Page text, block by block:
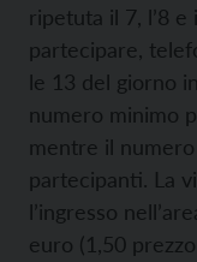
ripetuta il 7, l’8
partecipare,
le 13 del giorno
numero minimo
mentre il
partecipanti. La
l’ingresso
euro (1,50